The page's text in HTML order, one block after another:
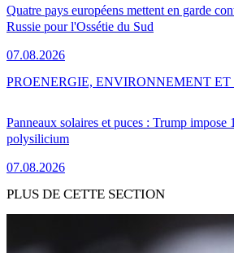
Quatre pays européens mettent en garde
Russie pour l'Ossétie du Sud
07.08.2026
Panneaux solaires et puces : Trump impose
polysilicium
07.08.2026
PROENERGIE, ENVIRONNEMENT ET
PLUS DE CETTE SECTION